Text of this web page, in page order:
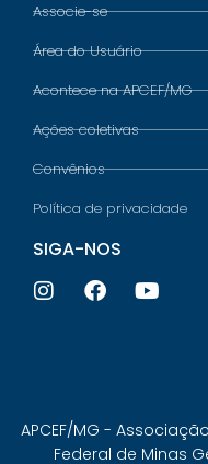
Associe-se
Área do Usuário
Acontece na APCEF/MG
Ações coletivas
Convênios
Política de privacidade
SIGA-NOS
APCEF/MG -
Federal de Minas